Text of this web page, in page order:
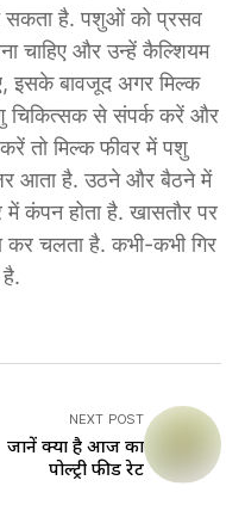
सकता है. पशुओं को प्रसव
चाहिए और उन्हें कैल्शियम
इसके बावजूद अगर मिल्क
चिकित्सक से संपर्क करें और
तो मिल्क फीवर में पशु
आता है. उठने और बैठने में
कंपन होता है. खासतौर पर
चलता है. कभी-कभी गिर
NEXT POST
जानें क्या है आज का
पोल्ट्री फीड रेट